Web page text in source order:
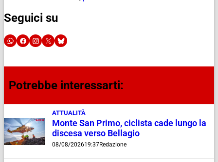
Seguici su
Potrebbe interessarti:
ATTUALITÀ
Monte San Primo, ciclista cade lungo la
discesa verso Bellagio
08/08/202619:37Redazione